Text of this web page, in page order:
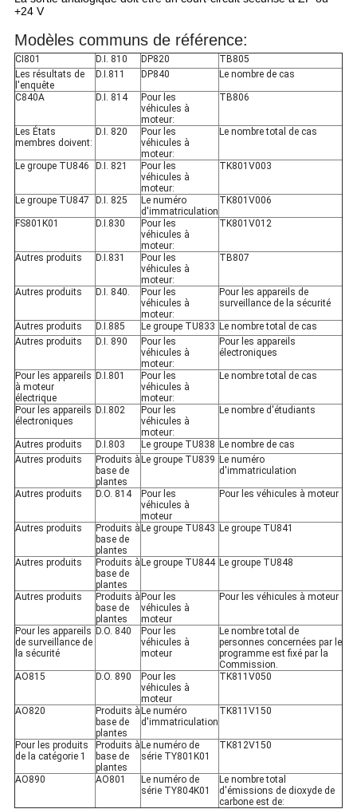
+24 V
Modèles communs de référence:
CI801 D.I. 810 DP820
TB805
Les résultats de
l'enquête
D.I.811 DP840 Le nombre de cas
C840A D.I. 814
Pour les
véhicules à
moteur:
TB806
Les États
membres doivent:
D.I. 820
Pour les
véhicules à
moteur:
Le nombre total de cas
Le groupe TU846 D.I. 821
Pour les
véhicules à
moteur:
TK801V003
Le groupe TU847 D.I. 825
Le numéro
d'immatriculation
TK801V006
FS801K01 D.I.830
Pour les
véhicules à
moteur:
TK801V012
Autres produits D.I.831
Pour les
véhicules à
moteur:
TB807
Autres produits D.I. 840.
Pour les
véhicules à
moteur:
Pour les appareils de
surveillance de la sécurité
Autres produits D.I.885 Le groupe TU833 Le nombre total de cas
Autres produits
D.I. 890
Pour les
véhicules à
moteur:
Pour les appareils
électroniques
Pour les appareils
à moteur
électrique
D.I.801
Pour les
véhicules à
moteur:
Le nombre total de cas
Pour les appareils
électroniques
D.I.802
Pour les
véhicules à
moteur:
Le nombre d'étudiants
Autres produits D.I.803 Le groupe TU838 Le nombre de cas
Autres produits
Produits à
base de
plantes
Le groupe TU839 Le numéro
d'immatriculation
Autres produits D.O. 814
Pour les
véhicules à
moteur
Pour les véhicules à moteur
Autres produits
Produits à
base de
plantes
Le groupe TU843 Le groupe TU841
Autres produits
Produits à
base de
plantes
Le groupe TU844 Le groupe TU848
Autres produits
Produits à
base de
plantes
Pour les
véhicules à
moteur
Pour les véhicules à moteur
Pour les appareils
de surveillance de
la sécurité
D.O. 840
Pour les
véhicules à
moteur
Le nombre total de
personnes concernées par le
programme est fixé par la
Commission.
AO815
D.O. 890
Pour les
véhicules à
moteur
TK811V050
AO820
Produits à
base de
plantes
Le numéro
d'immatriculation
TK811V150
Pour les produits
de la catégorie 1
Produits à
base de
plantes
Le numéro de
série TY801K01
TK812V150
AO890 AO801
Le numéro de
série TY804K01
Le nombre total
d'émissions de dioxyde de
carbone est de: